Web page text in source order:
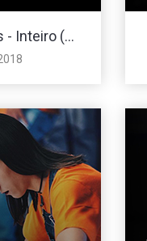
- Inteiro (...